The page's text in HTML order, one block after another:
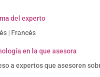
del experto
| Francés
en la que asesora
a expertos que asesoren